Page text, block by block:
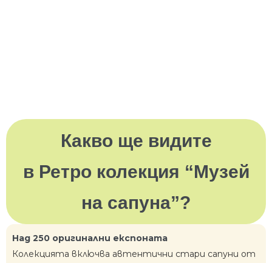
Какво ще видите
в Ретро колекция “Музей
на сапуна”?
Над 250 оригинални експоната
Колекцията включва автентични стари сапуни от